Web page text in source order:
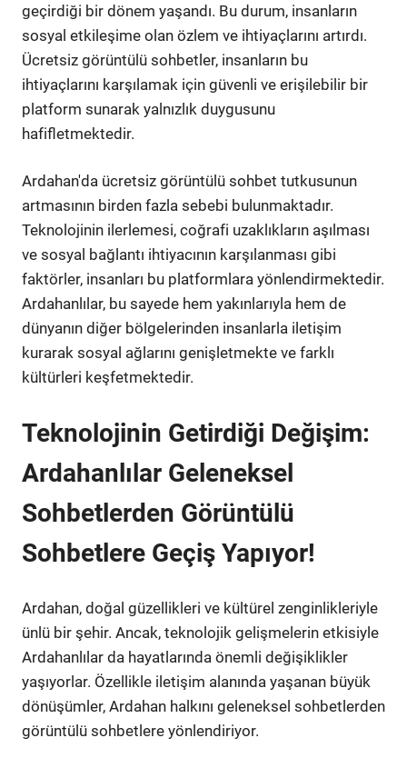
geçirdiği bir dönem yaşandı. Bu durum, insanların
sosyal etkileşime olan özlem ve ihtiyaçlarını artırdı.
Ücretsiz görüntülü sohbetler, insanların bu
ihtiyaçlarını karşılamak için güvenli ve erişilebilir bir
platform sunarak yalnızlık duygusunu
hafifletmektedir.
Ardahan'da ücretsiz görüntülü sohbet tutkusunun
artmasının birden fazla sebebi bulunmaktadır.
Teknolojinin ilerlemesi, coğrafi uzaklıkların aşılması
ve sosyal bağlantı ihtiyacının karşılanması gibi
faktörler, insanları bu platformlara yönlendirmektedir.
Ardahanlılar, bu sayede hem yakınlarıyla hem de
dünyanın diğer bölgelerinden insanlarla iletişim
kurarak sosyal ağlarını genişletmekte ve farklı
kültürleri keşfetmektedir.
Teknolojinin Getirdiği Değişim:
Ardahanlılar Geleneksel
Sohbetlerden Görüntülü
Sohbetlere Geçiş Yapıyor!
Ardahan, doğal güzellikleri ve kültürel zenginlikleriyle
ünlü bir şehir. Ancak, teknolojik gelişmelerin etkisiyle
Ardahanlılar da hayatlarında önemli değişiklikler
yaşıyorlar. Özellikle iletişim alanında yaşanan büyük
dönüşümler, Ardahan halkını geleneksel sohbetlerden
görüntülü sohbetlere yönlendiriyor.